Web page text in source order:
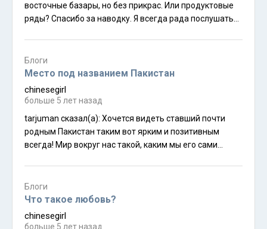
восточные базары, но без прикрас. Или продуктовые
ряды? Спасибо за наводку. Я всегда рада послушать
бы интересно смотреть просто живую трансляцию?
Как все вертятся и варятся в ежедневной рутине
пакистанских будней?
Блоги
Место под названием Пакистан
chinesegirl
больше 5 лет назад
tarjuman сказал(а): Хочется видеть ставший почти
родным Пакистан таким вот ярким и позитивным
всегда! Мир вокруг нас такой, каким мы его сами
Блоги
Что такое любовь?
chinesegirl
больше 5 лет назад